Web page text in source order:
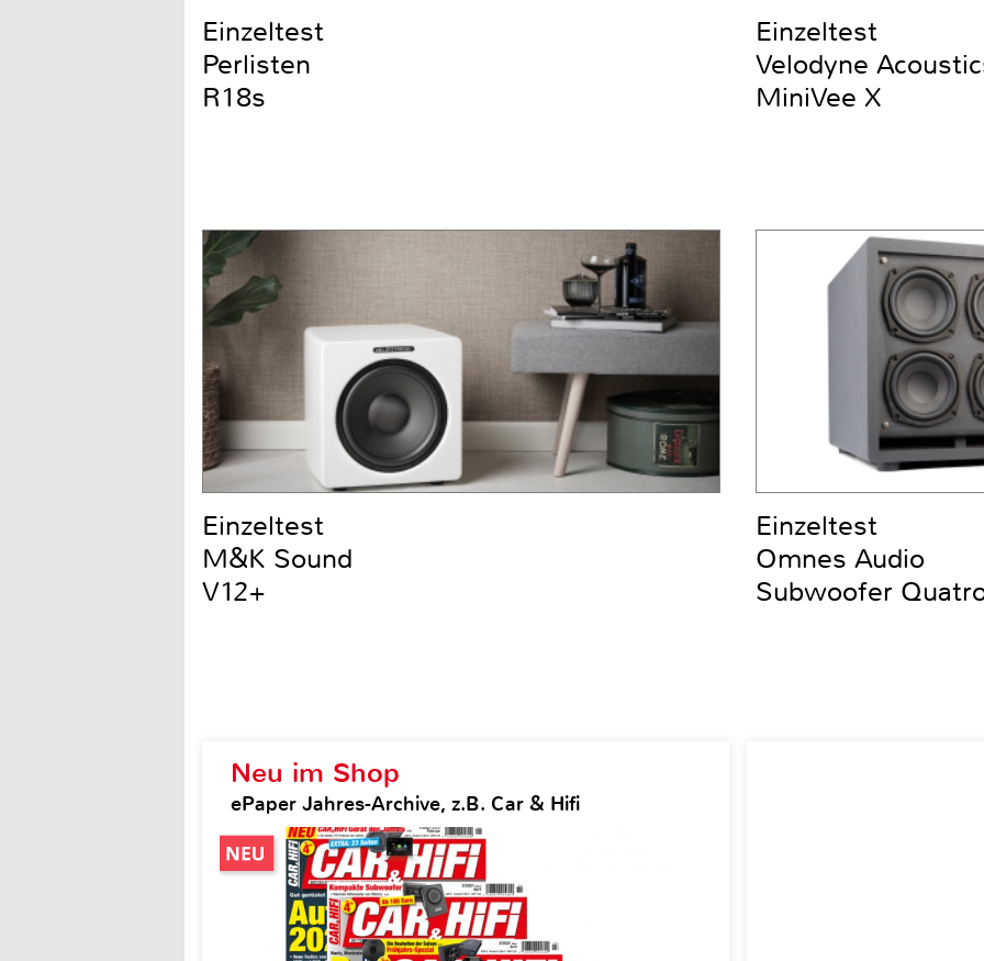
Neu im Shop
ePaper Jahres-Archive, z.B. Car & Hifi
Einzeltest
Perlisten
R18s
Einzeltest
Velodyne
MiniVee X
Einzeltest
M&K Sound
V12+
Einzeltest
Omnes Audio
Subwoofer